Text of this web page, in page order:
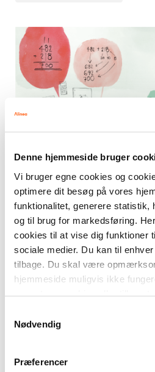
Denne hjemmeside bruger
Vi bruger egne cookies og
optimere dit besøg på vores
funktionalitet, generere
og til brug for markedsføring.
cookies til at vise dig funktioner
sociale medier. Du kan til
tilbage. Du skal være
hjemmeside muligvis ikke
accepterer cookies eller
Nødvendig
Præferencer
Giv plads til fleksible
regnestrategier i
MATEMATIK
UNDERSØGENDE MATEMATIK
MATEMATIK
UNDERSØGENDE MATEMATIK
MATEMATIK